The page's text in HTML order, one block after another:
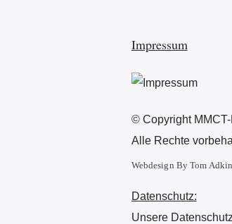
Impressum
© Copyright
Alle Rechte
Webdesign By Tom
Datenschutz:
Unsere